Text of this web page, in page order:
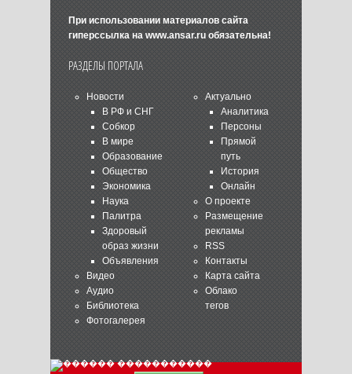
При использовании материалов сайта
гиперссылка на www.ansar.ruобязательна!
РАЗДЕЛЫ ПОРТАЛА
Новости
В РФ и СНГ
Собкор
В мире
Образование
Общество
Экономика
Наука
Палитра
Здоровый
образ жизни
Объявления
Видео
Аудио
Библиотека
Фотогалерея
Актуально
Аналитика
Персоны
Прямой
путь
История
Онлайн
О проекте
Размещение
рекламы
RSS
Контакты
Карта сайта
Облако
тегов